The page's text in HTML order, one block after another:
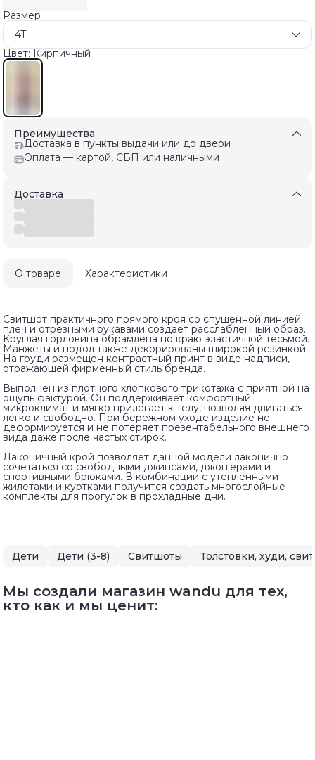
Размер
4T
Цвет: Кирпичный
Преимущества
Доставка в пункты выдачи или до двери
Оплата — картой, СБП или наличными
Доставка
О товаре Характеристики
Свитшот практичного прямого кроя со спущенной линией
плеч и отрезными рукавами создает расслабленный образ.
Круглая горловина обрамлена по краю эластичной тесьмой.
Манжеты и подол также декорированы широкой резинкой.
На груди размещен контрастный принт в виде надписи,
отражающей фирменный стиль бренда.
Выполнен из плотного хлопкового трикотажа с приятной на
ощупь фактурой. Он поддерживает комфортный
микроклимат и мягко прилегает к телу, позволяя двигаться
легко и свободно. При бережном уходе изделие не
деформируется и не потеряет презентабельного внешнего
вида даже после частых стирок.
Лаконичный крой позволяет данной модели лаконично
сочетаться со свободными джинсами, джоггерами и
спортивными брюками. В комбинации с утепленными
жилетами и куртками получится создать многослойные
комплекты для прогулок в прохладные дни.
Дети Дети (3-8) Свитшоты Толстовки, худи,
Мы создали магазин wandu для тех,
кто как и мы ценит: